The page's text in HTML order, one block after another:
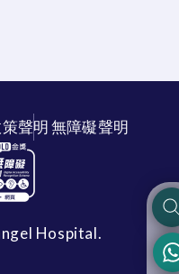
聲明無障礙聲明
Hospital.